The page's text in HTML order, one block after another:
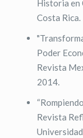
Historia en
Costa Rica.
Poder
Revista
2014.
Revista